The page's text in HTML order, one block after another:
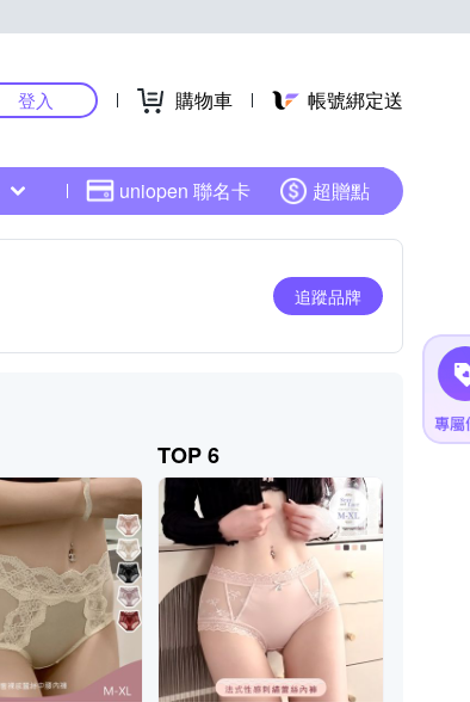
登入 購物車 帳號綁定送
uniopen 聯名卡 超贈點
追蹤品牌
TOP 6